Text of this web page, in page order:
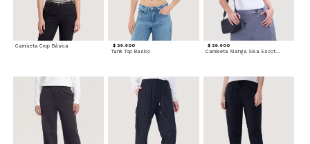
Camiseta Crop Básica $ 29.900
Tank Top Basico
$ 29.900